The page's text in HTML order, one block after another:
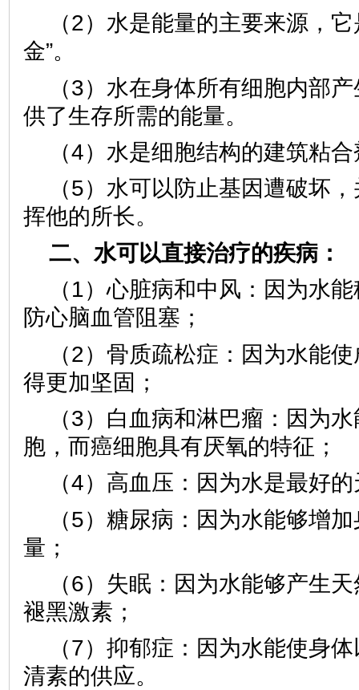
（2）水是能量的主要来源，
金”。
（3）水在身体所有细胞内部
供了生存所需的能量。
（4）水是细胞结构的建筑
（5）水可以防止基因遭破坏
挥他的所长。
二、水可以直接治疗的疾病：
（1）心脏病和中风：因为水
防心脑血管阻塞；
（2）骨质疏松症：因为水能
得更加坚固；
（3）白血病和淋巴瘤：因为
胞，而癌细胞具有厌氧的特征；
（4）高血压：因为水是最好
（5）糖尿病：因为水能够增
量；
（6）失眠：因为水能够产生
褪黑激素；
（7）抑郁症：因为水能使身
清素的供应。